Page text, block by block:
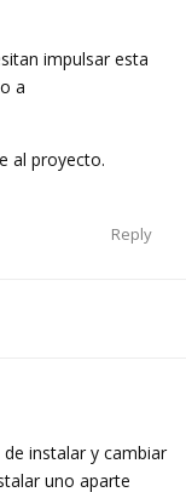
impulsar esta
a
al proyecto.
Reply
instalar y cambiar
uno aparte